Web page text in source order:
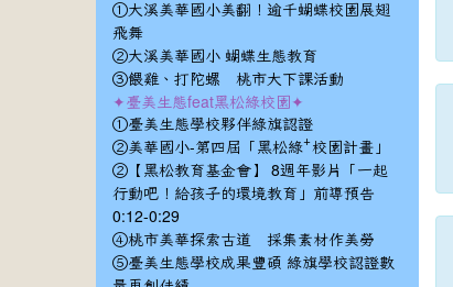
①大溪美華國小美翻！逾千蝴蝶校園展翅
飛舞
②大溪美華國小 蝴蝶生態教育
③餵雞、打陀螺 桃市大下課活動
✦臺美生態feat黑松綠校園✦
①臺美生態學校夥伴綠旗認證
②美華國小-第四屆「黑松綠⁺校園計畫」
②【黑松教育基金會】 8週年影片「一起
行動吧！給孩子的環境教育」前導預告
0:12-0:29
④桃市美華探索古道 採集素材作美勞
⑤臺美生態學校成果豐碩 綠旗學校認證數